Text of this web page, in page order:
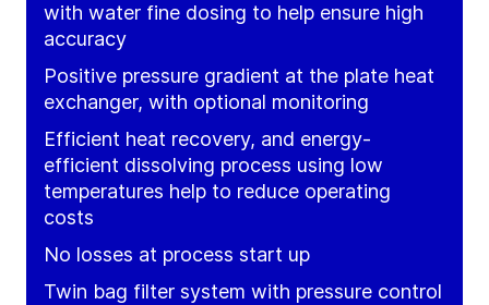
with water fine dosing to help ensure high
accuracy
Positive pressure gradient at the plate heat
exchanger, with optional monitoring
Efficient heat recovery, and energy-
efficient dissolving process using low
temperatures help to reduce operating
costs
No losses at process start up
Twin bag filter system with pressure control